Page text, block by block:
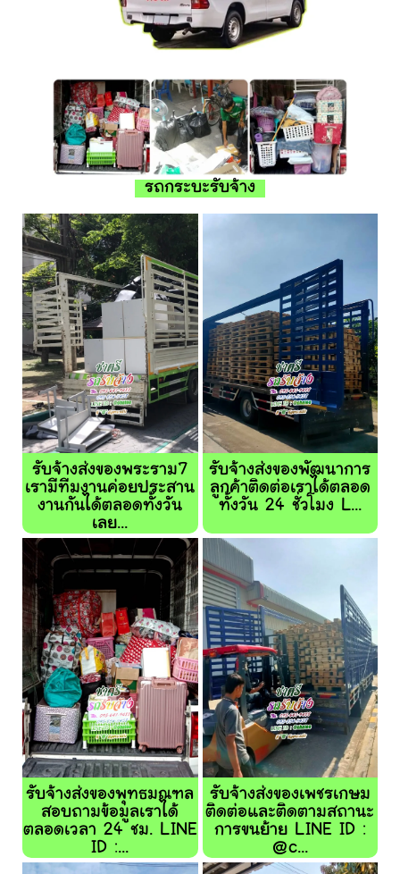
รถกระบะรับจ้าง
รับจ้างส่งของพระราม7
เรามีทีมงานค่อยประสาน
งานกันได้ตลอดทั้งวัน
เลย...
รับจ้างส่งของพัฒนาการ
ลูกค้าติดต่อเราได้ตลอด
ทั้งวัน 24 ชั่วโมง L...
รับจ้างส่งของพุทธมณฑล
สอบถามข้อมูลเราได้
ตลอดเวลา 24 ชม. LINE
ID :...
รับจ้างส่งของเพชรเกษม
ติดต่อและติดตามสถานะ
การขนย้าย LINE ID :
@c...